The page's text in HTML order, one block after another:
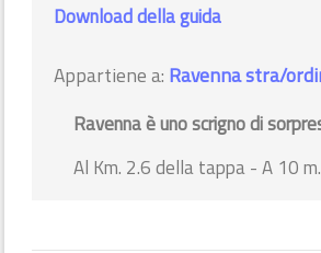
Download della guida
Appartiene a: Ravenna stra/
Ravenna è uno scrigno di
Al Km. 2.6 della tappa - A 10